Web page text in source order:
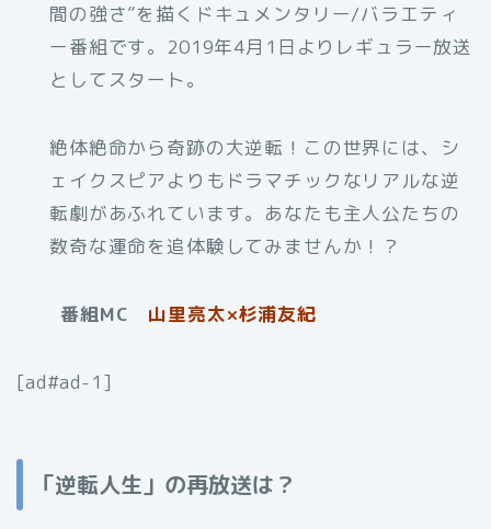
間の強さ”を描くドキュメンタリー/バラエティ
ー番組です。2019年4月1日よりレギュラー放送
としてスタート。
絶体絶命から奇跡の大逆転！この世界には、シ
ェイクスピアよりもドラマチックなリアルな逆
転劇があふれています。あなたも主人公たちの
数奇な運命を追体験してみませんか！？
番組MC 山里亮太×杉浦友紀
[ad#ad-1]
「逆転人生」の再放送は？